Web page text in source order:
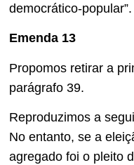
democrático-popular”.
Emenda 13
Propomos retirar a
parágrafo 39.
Reproduzimos a
No entanto, se a
agregado foi o pleito